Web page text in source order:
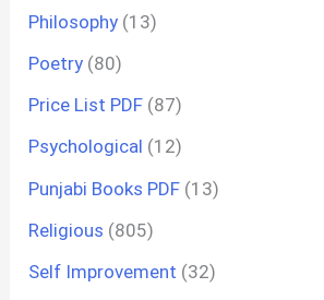
Philosophy (13)
Poetry (80)
Price List PDF (87)
Psychological (12)
Punjabi Books PDF (13)
Religious (805)
Self Improvement (32)